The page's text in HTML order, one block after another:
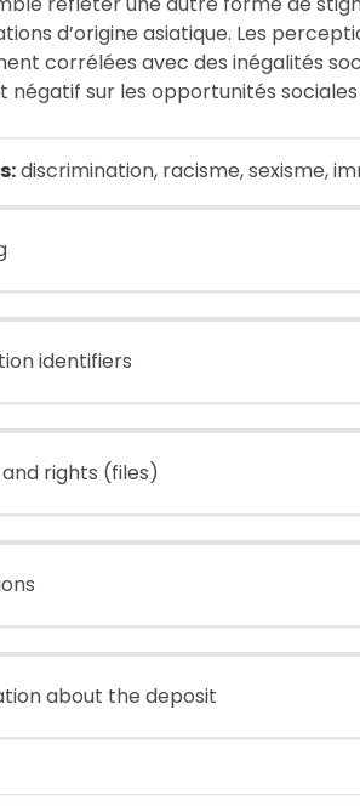
d’origine asiatique. Les
corrélées avec des inégalités
négatif sur les opportunités
discrimination, racisme, sexisme,
identifiers
rights (files)
about the deposit